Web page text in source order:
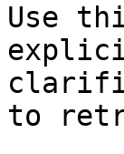
Use